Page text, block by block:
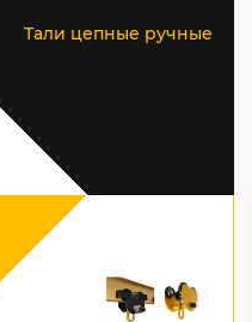
Тали цепные ручные